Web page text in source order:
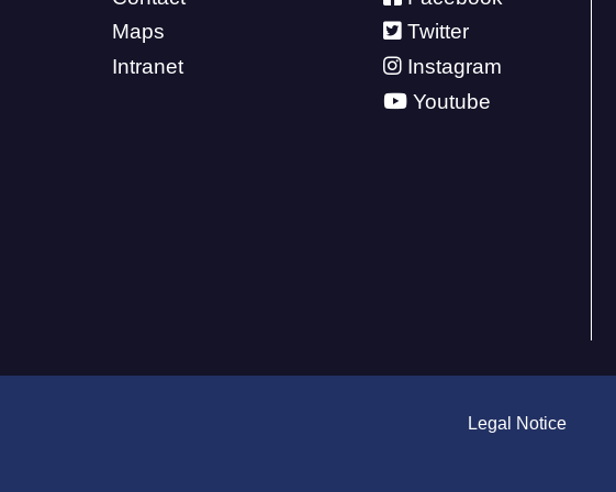
Maps
Intranet
Twitter
Instagram
Youtube
Legal Notice